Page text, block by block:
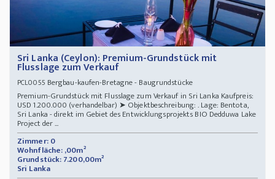
Sri Lanka (Ceylon): Premium-Grundstück mit
Flusslage zum Verkauf
PCL0055 Bergbau-kaufen-Bretagne - Baugrundstücke
Premium-Grundstück mit Flusslage zum Verkauf in Sri Lanka Kaufpreis:
USD 1.200.000 (verhandelbar) ➤ Objektbeschreibung: . Lage: Bentota,
Sri Lanka - direkt im Gebiet des Entwicklungsprojekts BIO Dedduwa Lake
Project der ...
Zimmer: 0
Wohnfläche: ,00m²
Grundstück: 7.200,00m²
Sri Lanka